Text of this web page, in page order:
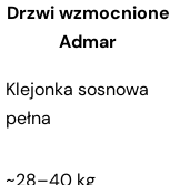
Drzwi wzmocnione
Admar
Klejonka sosnowa
pełna
~28–40 kg